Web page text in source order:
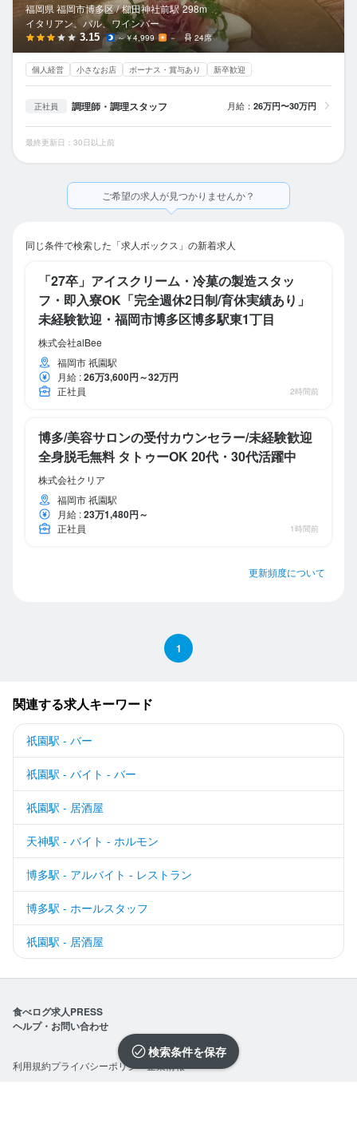
福岡県 福岡市博多区 / 櫛田神社前駅 298m
イタリアン、バル、ワインバー
3.15 ～￥4,999 － 24席
個人経営 小さなお店 ボーナス・賞与あり 新卒歓迎
正社員 調理師・調理スタッフ 月給： 26万円〜30万円
最終更新日：30日以上前
ご希望の求人が見つかりませんか？
同じ条件で検索した「求人ボックス」の新着求人
「27卒」アイスクリーム・冷菓の製造スタッ
フ・即入寮OK「完全週休2日制/育休実績あり」
未経験歓迎・福岡市博多区博多駅東1丁目
株式会社alBee
福岡市 祇園駅
月給 :26万3,600円～32万円
正社員 2時間前
博多/美容サロンの受付カウンセラー/未経験歓迎
全身脱毛無料 タトゥーOK 20代・30代活躍中
株式会社クリア
福岡市 祇園駅
月給 :23万1,480円～
正社員 1時間前
更新頻度について
1
検索条件を保存
関連する求人キーワード
祇園駅 - バー
祇園駅 - バイト - バー
祇園駅 - 居酒屋
天神駅 - バイト - ホルモン
博多駅 - アルバイト - レストラン
博多駅 - ホールスタッフ
祇園駅 - 居酒屋
食べログ求人PRESS
ヘルプ・お問い合わせ
利用規約プライバシーポリシー